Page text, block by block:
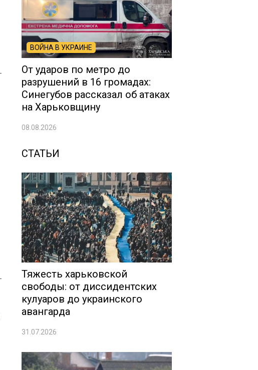
ВОЙНА В УКРАИНЕ
От ударов по метро до
разрушений в 16 громадах:
Синегубов рассказал об атаках
на Харьковщину
08.08.2026
СТАТЬИ
Тяжесть харьковской
свободы: от диссидентских
кулуаров до украинского
авангарда
31.07.2026